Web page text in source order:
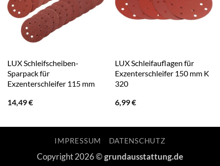
LUX Schleifscheiben-
Sparpack für
Exzenterschleifer 115 mm
14,49€
LUX Schleifauflagen für
Exzenterschleifer 150 mm K
320
6,99€
IMPRESSUM DATENSCHUTZ
Copyright 2026 ©grundausstattung.de